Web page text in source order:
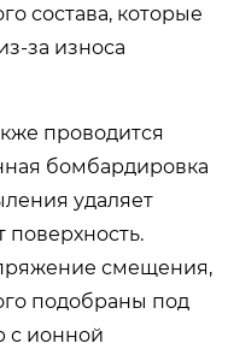
состава, которые
за износа
проводится
бомбардировка
удаляет
поверхность.
смещения,
подобраны под
с ионной